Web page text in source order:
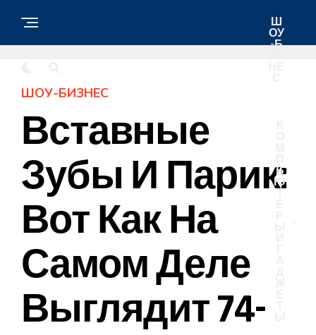
Ш
ОУ
-Б
Ь
Ю
ШОУ-БИЗНЕС
Вставные
Зубы И Парик:
Вот Как На
Самом Деле
Выглядит 74-